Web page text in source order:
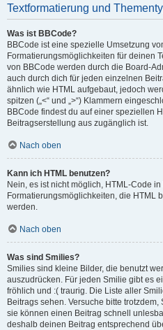
Textformatierung und
Was ist BBCode?
BBCode ist eine spezielle Umsetzung
Formatierungsmöglichkeiten für deinen
von BBCode werden durch die Board-
auch durch dich für jeden einzelnen
ähnlich wie HTML aufgebaut, jedoch
spitzen („<“ und „>“) Klammern
BBCode findest du auf einer speziellen
Beitragserstellung aus zugänglich ist.
Nach oben
Kann ich HTML benutzen?
Nein, es ist nicht möglich, HTML-Code
Formatierungsmöglichkeiten, die HTML
werden.
Nach oben
Was sind Smilies?
Smilies sind kleine Bilder, die benutzt
auszudrücken. Für jeden Smilie gibt es
fröhlich und :( traurig. Die Liste aller
Beitrags sehen. Versuche bitte
sie können einen Beitrag schnell
deshalb deinen Beitrag entsprechend